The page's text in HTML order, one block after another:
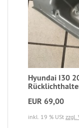
Hyundai I30
EUR 69,00
inkl. 19 % USt zzgl.